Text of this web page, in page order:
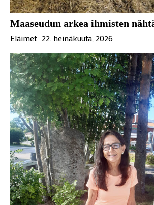
Maaseudun arkea ihmisten
Eläimet 22. heinäkuuta, 2026